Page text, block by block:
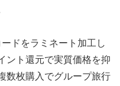
ドをラミネート加工し
ント還元で実質価格を抑
数枚購入でグループ旅行